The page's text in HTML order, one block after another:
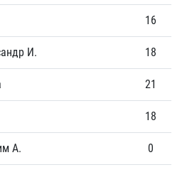
16
И. 18
21
18
А. 0